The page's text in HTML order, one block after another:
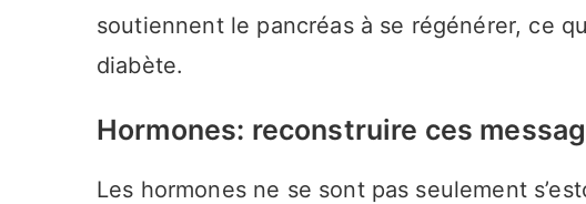
soutiennent le pancréas à se régénérer, ce
diabète.
Hormones: reconstruire ces
Les hormones ne se sont pas seulement